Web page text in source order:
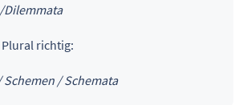
Dilemmata
richtig:
Schemen / Schemata